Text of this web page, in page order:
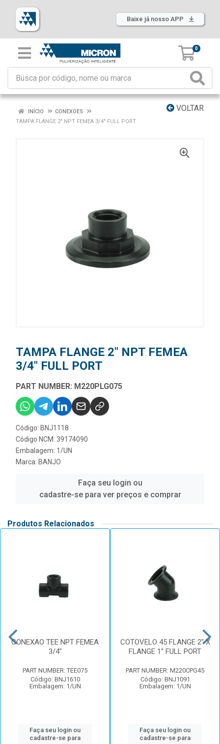
Baixe já nosso APP
0
VOLTAR
INÍCIO
CONEXOES
TAMPA FLANGE 2" NPT FEMEA 3/4" FULL PORT
TAMPA FLANGE 2" NPT FEMEA
3/4" FULL PORT
PART NUMBER: M220PLG075
Código: BNJ1118
Código NCM: 39174090
Embalagem: 1/UN
Marca: BANJO
Faça seu login ou
cadastre-se para ver preços e comprar
Produtos Relacionados
CONEXAO TEE NPT FEMEA
3/4"
PART NUMBER: TEE075
Código: BNJ1610
Embalagem: 1/UN
Faça seu login ou
cadastre-se para
COTOVELO 45 FLANGE 2" X
FLANGE 1" FULL PORT
PART NUMBER: M220CPG45
Código: BNJ1091
Embalagem: 1/UN
Faça seu login ou
cadastre-se para